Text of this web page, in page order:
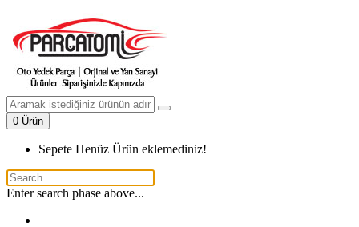
0 Ürün
Sepete Henüz Ürün eklemediniz!
Enter search phase above...